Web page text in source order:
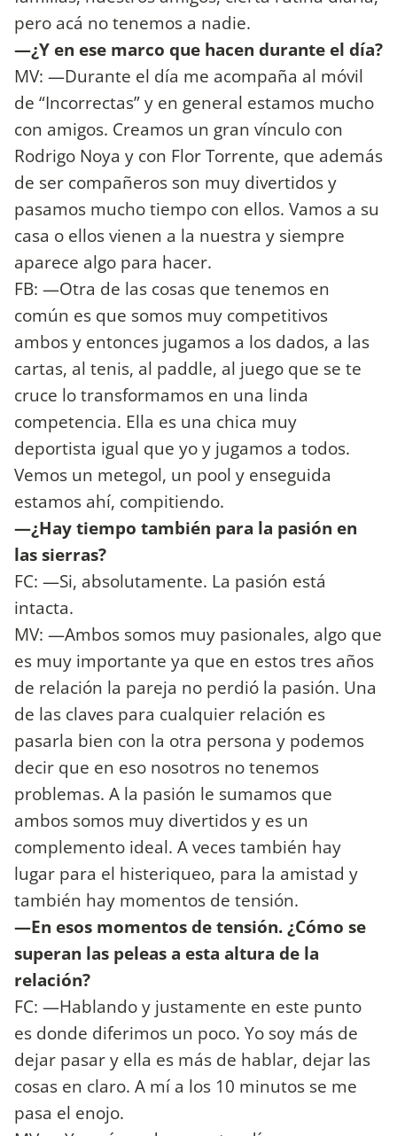
pero acá no tenemos a nadie.
—¿Y en ese marco que hacen durante el día?
MV: —Durante el día me acompaña al móvil
de “Incorrectas” y en general estamos mucho
con amigos. Creamos un gran vínculo con
Rodrigo Noya y con Flor Torrente, que además
de ser compañeros son muy divertidos y
pasamos mucho tiempo con ellos. Vamos a su
casa o ellos vienen a la nuestra y siempre
aparece algo para hacer.
FB: —Otra de las cosas que tenemos en
común es que somos muy competitivos
ambos y entonces jugamos a los dados, a las
cartas, al tenis, al paddle, al juego que se te
cruce lo transformamos en una linda
competencia. Ella es una chica muy
deportista igual que yo y jugamos a todos.
Vemos un metegol, un pool y enseguida
estamos ahí, compitiendo.
—¿Hay tiempo también para la pasión en
las sierras?
FC: —Si, absolutamente. La pasión está
intacta.
MV: —Ambos somos muy pasionales, algo que
es muy importante ya que en estos tres años
de relación la pareja no perdió la pasión. Una
de las claves para cualquier relación es
pasarla bien con la otra persona y podemos
decir que en eso nosotros no tenemos
problemas. A la pasión le sumamos que
ambos somos muy divertidos y es un
complemento ideal. A veces también hay
lugar para el histeriqueo, para la amistad y
también hay momentos de tensión.
—En esos momentos de tensión. ¿Cómo se
superan las peleas a esta altura de la
relación?
FC: —Hablando y justamente en este punto
es donde diferimos un poco. Yo soy más de
dejar pasar y ella es más de hablar, dejar las
cosas en claro. A mí a los 10 minutos se me
pasa el enojo.